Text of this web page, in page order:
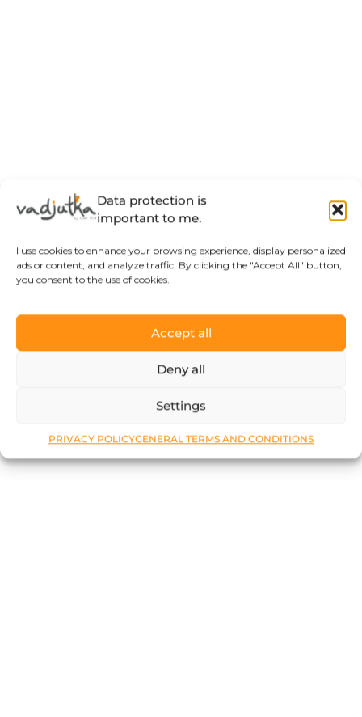
Data protection is
important to me.
I use cookies to enhance your browsing experience, display personalized
ads or content, and analyze traffic. By clicking the "Accept All" button,
you consent to the use of cookies.
Accept all
Deny all
Settings
PRIVACY POLICYGENERAL TERMS AND CONDITIONS